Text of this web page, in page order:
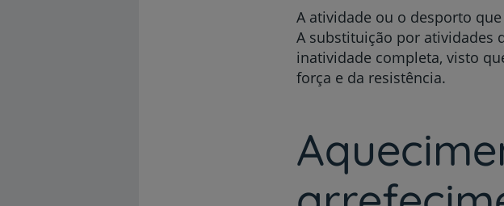
A atividade ou o desporto
A substituição por atividades
inatividade completa, visto
força e da resistência.